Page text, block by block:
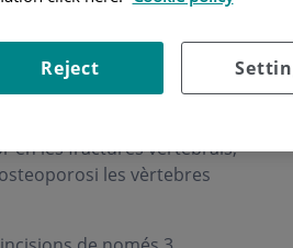
amb baló
en les fractures vertebrals,
les vèrtebres
Reject